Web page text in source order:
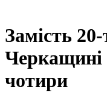
Замість
Черкащині
чотири